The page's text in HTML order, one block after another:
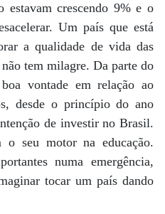
estavam crescendo 9% e o
Um país que está
a qualidade de vida das
tem milagre. Da parte do
vontade em relação ao
desde o princípio do ano
de investir no Brasil.
o seu motor na educação.
numa emergência,
tocar um país dando